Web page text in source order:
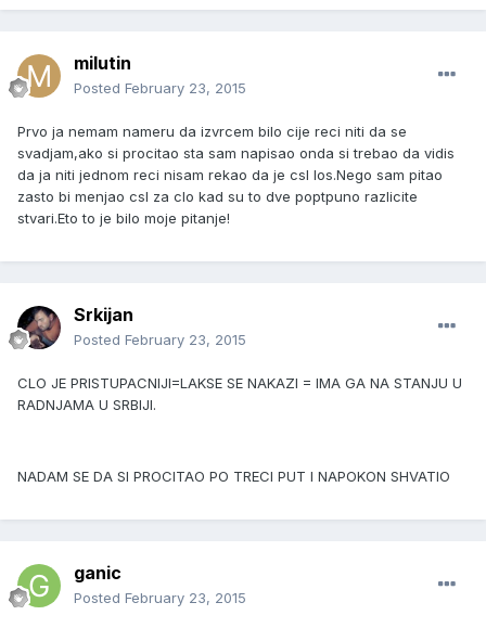
milutin
Posted February 23, 2015
Prvo ja nemam nameru da izvrcem bilo cije reci niti da se
svadjam,ako si procitao sta sam napisao onda si trebao da vidis
da ja niti jednom reci nisam rekao da je csl los.Nego sam pitao
zasto bi menjao csl za clo kad su to dve poptpuno razlicite
stvari.Eto to je bilo moje pitanje!
Srkijan
Posted February 23, 2015
CLO JE PRISTUPACNIJI=LAKSE SE NAKAZI = IMA GA NA STANJU U
RADNJAMA U SRBIJI.
NADAM SE DA SI PROCITAO PO TRECI PUT I NAPOKON SHVATIO
ganic
Posted February 23, 2015